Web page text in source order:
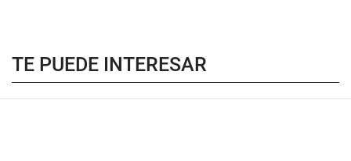
TE PUEDE INTERESAR